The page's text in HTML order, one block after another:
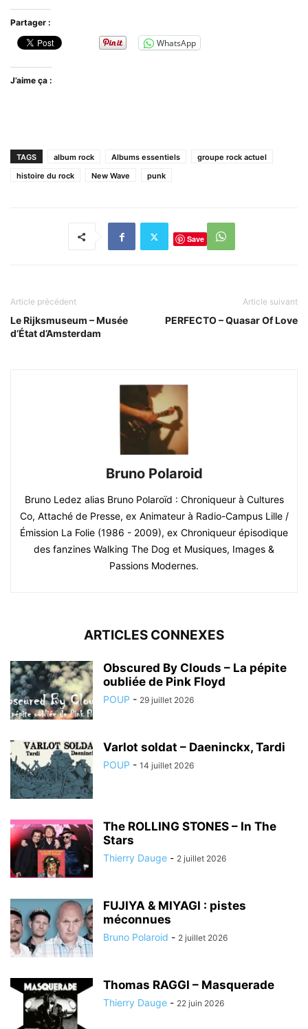
Partager :
WhatsApp
J’aime ça :
TAGS album rock Albums essentiels
groupe rock actuel
histoire du rock
New Wave punk
Save
Article précédent
Le Rijksmuseum – Musée
d’État d’Amsterdam
Article suivant
PERFECTO – Quasar Of Love
Bruno Polaroid
Bruno Ledez alias Bruno Polaroïd : Chroniqueur à Cultures
Co, Attaché de Presse, ex Animateur à Radio-Campus Lille /
Émission La Folie (1986 - 2009), ex Chroniqueur épisodique
des fanzines Walking The Dog et Musiques, Images &
Passions Modernes.
ARTICLES CONNEXES
Obscured By Clouds – La pépite
oubliée de Pink Floyd
POUP - 29 juillet 2026
Varlot soldat – Daeninckx, Tardi
POUP - 14 juillet 2026
The ROLLING STONES – In The
Stars
Thierry Dauge - 2 juillet 2026
FUJIYA & MIYAGI : pistes
méconnues
Bruno Polaroid - 2 juillet 2026
Thomas RAGGI – Masquerade
Thierry Dauge - 22 juin 2026